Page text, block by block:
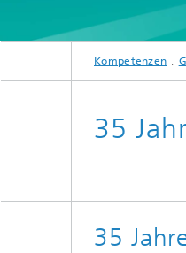
Kompetenzen
35
35